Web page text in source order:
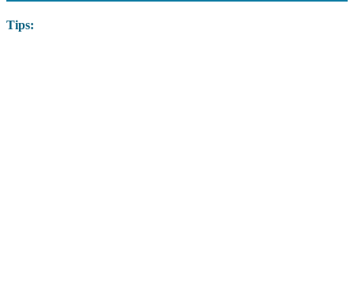
Tips: